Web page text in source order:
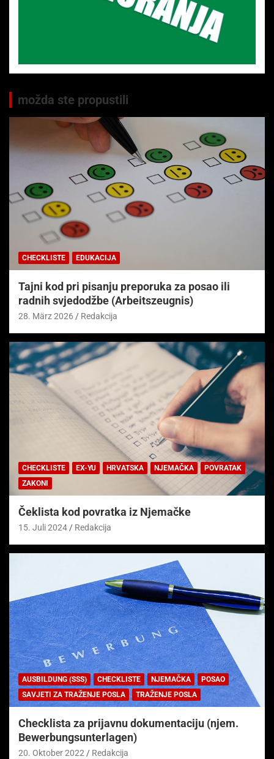
možda ste propustili
CHECKLISTE EDUKACIJA
Tajni kod pri pisanju preporuka za posao ili
radnih svjedodžbe (Arbeitszeugnis)
28. März 2026 Redakcija
CHECKLISTE EX-YU HRVATSKA NJEMAČKA
POVRATAK
ZAKONI
Čeklista kod povratka iz Njemačke
15. Juli 2024 Redakcija
AUSBILDUNG (SSS) CHECKLISTE NJEMAČKA
POSAO
SAVJETI ZA TRAŽENJE POSLA
TRAŽENJE POSLA
Checklista za prijavnu dokumentaciju (njem.
Bewerbungsunterlagen)
20. Oktober 2022 Redakcija